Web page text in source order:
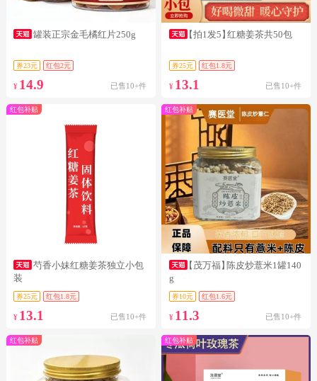
罐装正宗金毛橘红片250g
券23元 红包2元
¥ 14.9 已售10+件
【拍1发5】红糖姜茶共50包
券25元 红包1.8元
¥ 13.1 已售10+件
红包补贴
芍香小妹红糖姜茶独立小包
装
券25元 红包1.8元
¥ 13.1 已售10+件
红包补贴
【茂万福】陈皮炒薏米1罐140
g
券10元 红包1.6元
¥ 11.3 已售10+件
红包补贴 红包补贴